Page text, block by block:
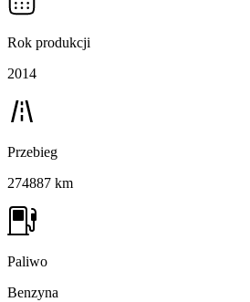
Rok produkcji
2014
Przebieg
274887 km
Paliwo
Benzyna